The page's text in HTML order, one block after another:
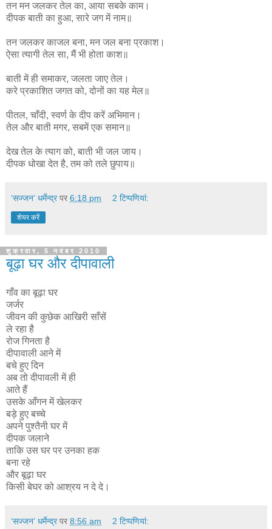
तन मन जलकर तेल का, आया सबके काम।
दीपक बाती का हुआ, सारे जग में नाम॥
तन जलकर काजल बना, मन जल बना प्रकाश।
ऐसा त्यागी तेल सा, मैं भी होता काश॥
बाती में ही समाकर, जलता जाए तेल।
करे प्रकाशित जगत को, दोनों का यह मेल॥
पीतल, चाँदी, स्वर्ण के दीप करें अभिमान।
तेल और बाती मगर, सबमें एक समान॥
देख तेल के त्याग को, बाती भी जल जाय।
दीपक धोखा देत है, तम को तले छुपाय॥
‘सज्जन’ धर्मेन्द्र पर 6:18 pm 2 टिप्‍पणियां:
शेयर करें
शुक्रवार, 5 नवंबर 2010
बूढ़ा घर और दीपावाली
गाँव का बूढ़ा घर
जर्जर
जीवन की कुछेक आखिरी साँसें
ले रहा है
रोज गिनता है
दीपावाली आने में
बचे हुए दिन
अब तो दीपावली में ही
आते हैं
उसके आँगन में खेलकर
बड़े हुए बच्चे
अपने पुश्तैनी घर में
दीपक जलाने
ताकि उस घर पर उनका हक
बना रहे
और बूढ़ा घर
किसी बेघर को आश्रय न दे दे।
‘सज्जन’ धर्मेन्द्र पर 8:56 am 2 टिप्‍पणियां: